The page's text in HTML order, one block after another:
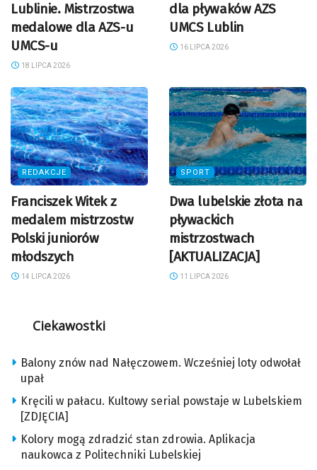
Lublinie. Mistrzostwa
medalowe dla AZS-u
UMCS-u
18 LIPCA 2026
dla pływaków AZS
UMCS Lublin
16 LIPCA 2026
REDAKCJE
Franciszek Witek z
medalem mistrzostw
Polski juniorów
młodszych
14 LIPCA 2026
SPORT
Dwa lubelskie złota na
pływackich
mistrzostwach
[AKTUALIZACJA]
11 LIPCA 2026
Ciekawostki
Balony znów nad Nałęczowem. Wcześniej loty odwołał
upał
Kręcili w pałacu. Kultowy serial powstaje w Lubelskiem
[ZDJĘCIA]
Kolory mogą zdradzić stan zdrowia. Aplikacja
naukowca z Politechniki Lubelskiej